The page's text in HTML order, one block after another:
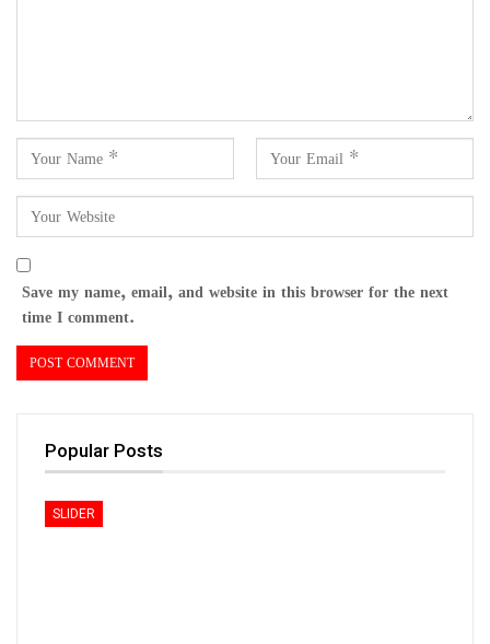
Save my name, email, and website in this browser for the next
time I comment.
Popular Posts
SLIDER